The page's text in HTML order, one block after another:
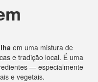
em uma mistura de
e tradição local. É uma
— especialmente
e vegetais.